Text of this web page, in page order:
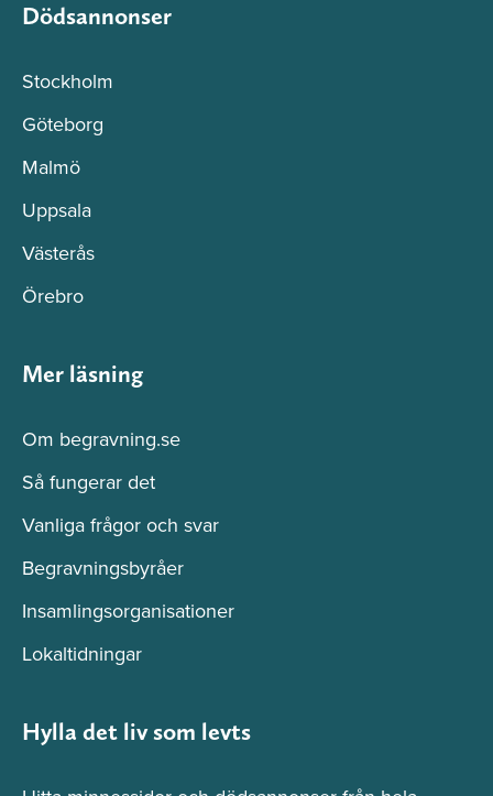
Dödsannonser
Stockholm
Göteborg
Malmö
Uppsala
Västerås
Örebro
Mer läsning
Om begravning.se
Så fungerar det
Vanliga frågor och svar
Begravningsbyråer
Insamlingsorganisationer
Lokaltidningar
Hylla det liv som levts